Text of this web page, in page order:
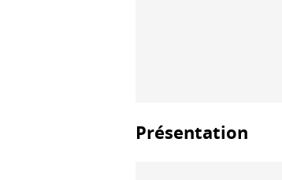
Présentation